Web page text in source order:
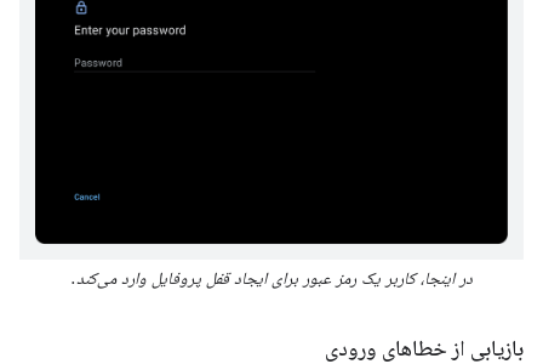
در اینجا، کاربر یک رمز عبور برای ایجاد قفل پروفایل وارد می‌کند.
بازیابی از خطاهای ورودی